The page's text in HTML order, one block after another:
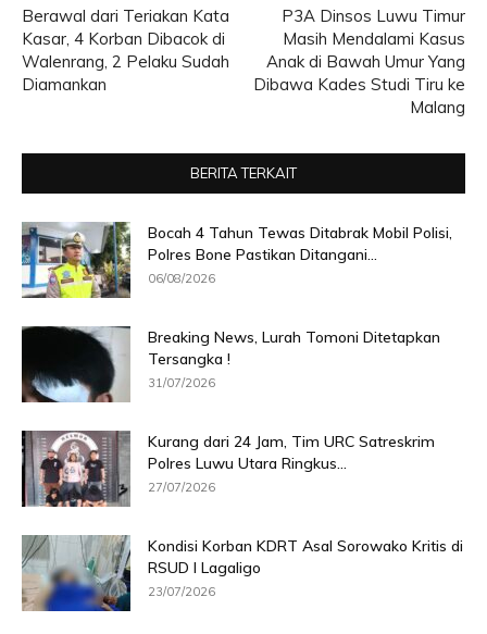
Berawal dari Teriakan Kata
Kasar, 4 Korban Dibacok di
Walenrang, 2 Pelaku Sudah
Diamankan
P3A Dinsos Luwu Timur
Masih Mendalami Kasus
Anak di Bawah Umur Yang
Dibawa Kades Studi Tiru ke
Malang
BERITA TERKAIT
Bocah 4 Tahun Tewas Ditabrak Mobil Polisi,
Polres Bone Pastikan Ditangani...
06/08/2026
Breaking News, Lurah Tomoni Ditetapkan
Tersangka !
31/07/2026
Kurang dari 24 Jam, Tim URC Satreskrim
Polres Luwu Utara Ringkus...
27/07/2026
Kondisi Korban KDRT Asal Sorowako Kritis di
RSUD I Lagaligo
23/07/2026